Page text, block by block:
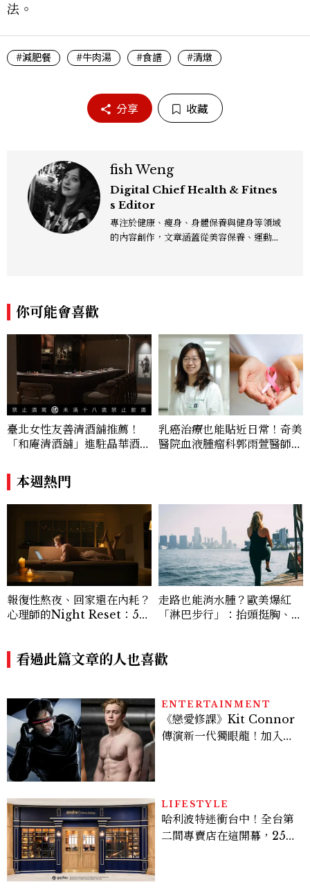
法。
#減肥餐 #牛肉湯 #食譜 #清燉
分享 收藏
fish Weng
Digital Chief Health & Fitnes
s Editor
專注於健康、瘦身、身體保養與健身等領域
的內容創作，文章涵蓋從美容保養、運動健
你可能會喜歡
臺北女性友善清酒舖推薦！
「和庵清酒舖」進駐晶華酒
180元起輕鬆微醺
乳癌治療也能貼近日常！奇美
醫院血液腫瘤科郭雨萱醫師分
本週熱門
報復性熬夜、回家還在內耗？
心理師的Night Reset：5個
走路也能消水腫？歐美爆紅
「淋巴步行」：抬頭挺胸、自
看過此篇文章的人也喜歡
ENTERTAINMENT
《戀愛修課》Kit Connor
傳演新一代獨眼龍！加入新
LIFESTYLE
哈利波特迷衝台中！全台第
二間專賣店在這開幕，25週